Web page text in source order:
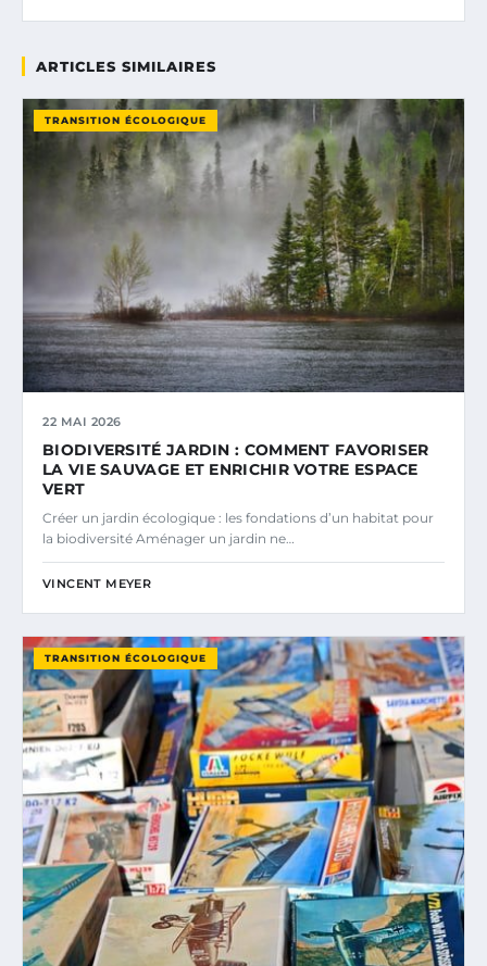
ARTICLES SIMILAIRES
TRANSITION ÉCOLOGIQUE
22 MAI 2026
BIODIVERSITÉ JARDIN : COMMENT FAVORISER
LA VIE SAUVAGE ET ENRICHIR VOTRE ESPACE
VERT
Créer un jardin écologique : les fondations d’un habitat pour
la biodiversité Aménager un jardin ne…
VINCENT MEYER
TRANSITION ÉCOLOGIQUE